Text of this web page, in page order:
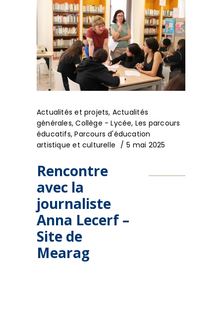
Actualités et projets, Actualités
générales,Collège - Lycée, Les parcours
éducatifs,Parcours d'éducation
artistique et culturelle
5 mai 2025
Rencontre
avec la
journaliste
Anna Lecerf –
Site de
Mearag